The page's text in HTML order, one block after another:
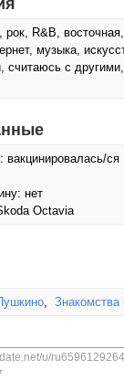
R&B,
музыка,
считаюсь с
вакцинировалась/ся
нет
Octavia
,
u/